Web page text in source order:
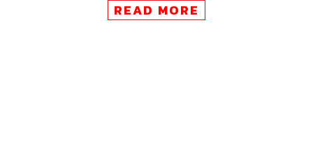
วันนี้ (18 พฤศจิกายน)ดนุชา พิชยนันท์เลขาธิการสำนักงาน
READ MORE